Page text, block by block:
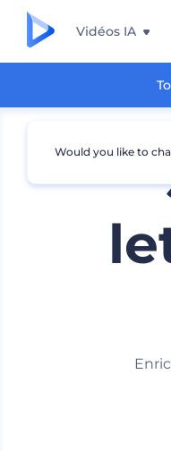
Vidéos IA
Would you like to